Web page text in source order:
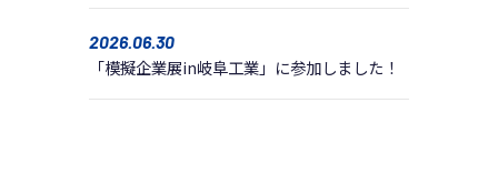
「模擬企業展in岐阜工業」に参加しました！
2026.06.30